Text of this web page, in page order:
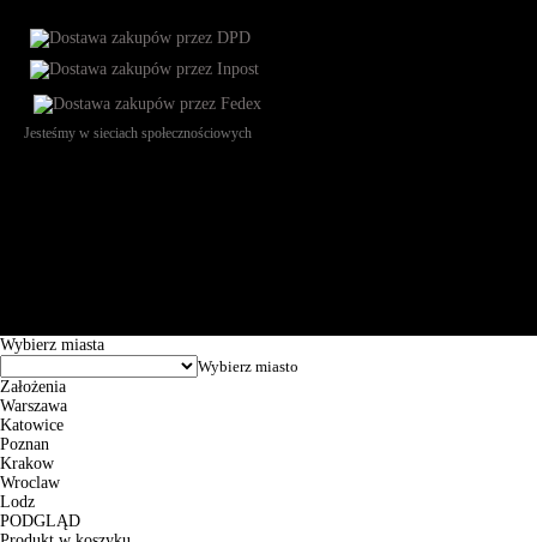
Jesteśmy w sieciach społecznościowych
Wybierz miasta
Założenia
Warszawa
Katowice
Poznan
Krakow
Wroclaw
Lodz
PODGLĄD